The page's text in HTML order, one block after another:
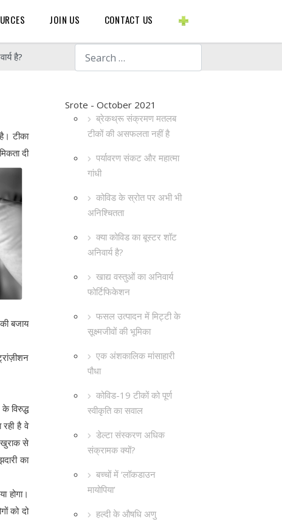
Search
JOIN US CONTACT US
है?
Srote - October 2021
ब्रेकथ्रू संक्रमण मतलब
टीकों की असफलता नहीं है
पर्यावरण संकट और महात्मा
गांधी
कोविड के स्रोत पर अभी भी
अनिश्चितता
क्या कोविड का बूस्टर शॉट
अनिवार्य है?
खाद्य वस्तुओं का अनिवार्य
फोर्टिफिकेशन
फसल उत्पादन में मिट्टी के
सूक्ष्मजीवों की भूमिका
एक अंशकालिक मांसाहारी
पौधा
कोविड-19 टीकों को पूर्ण
स्वीकृति का सवाल
डेल्टा संस्करण अधिक
संक्रामक क्यों?
बच्चों में ‘लॉकडाउन
मायोपिया’
हल्दी के औषधि अणु
टीका
दी
बजाय
विरुद्ध
है वे
खुराक से
का
होगा।
को दो